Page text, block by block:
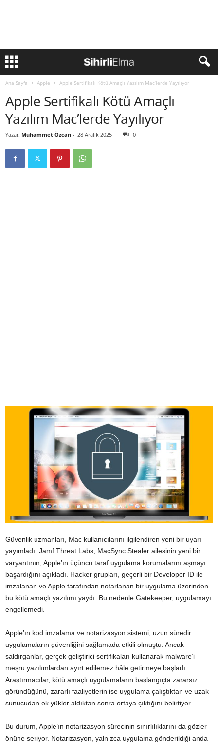
Ana Sayfa Apple Apple Sertifikalı Kötü Amaçlı Yazılım Mac’lerde Yayılıyor
Apple Sertifikalı Kötü Amaçlı
Yazılım Mac’lerde Yayılıyor
Yazar: Muhammet Özcan - 28 Aralık 2025 0
Güvenlik uzmanları, Mac kullanıcılarını ilgilendiren yeni bir uyarı
yayımladı. Jamf Threat Labs, MacSync Stealer ailesinin yeni bir
varyantının, Apple’ın üçüncü taraf uygulama korumalarını aşmayı
başardığını açıkladı. Hacker grupları, geçerli bir Developer ID ile
imzalanan ve Apple tarafından notarlanan bir uygulama üzerinden
bu kötü amaçlı yazılımı yaydı. Bu nedenle Gatekeeper, uygulamayı
engellemedi.
Apple’ın kod imzalama ve notarizasyon sistemi, uzun süredir
uygulamaların güvenliğini sağlamada etkili olmuştu. Ancak
saldırganlar, gerçek geliştirici sertifikaları kullanarak malware’i
meşru yazılımlardan ayırt edilemez hâle getirmeye başladı.
Araştırmacılar, kötü amaçlı uygulamaların başlangıçta zararsız
göründüğünü, zararlı faaliyetlerin ise uygulama çalıştıktan ve uzak
sunucudan ek yükler aldıktan sonra ortaya çıktığını belirtiyor.
Bu durum, Apple’ın notarizasyon sürecinin sınırlılıklarını da gözler
önüne seriyor. Notarizasyon, yalnızca uygulama gönderildiği anda